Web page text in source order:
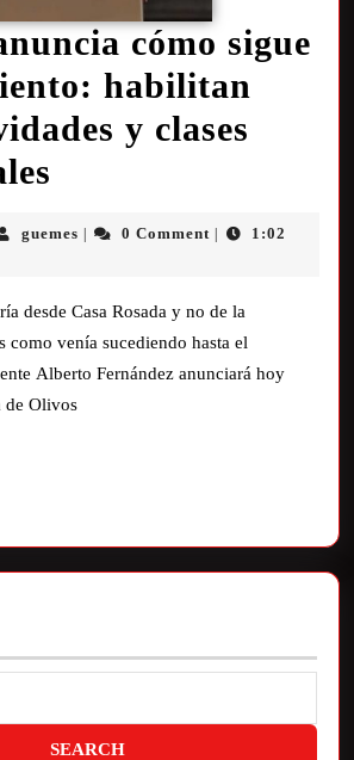
cómo sigue
habilitan
y clases
guemes 0 Comment
1:02
desde Casa Rosada y no de la
como venía sucediendo hasta el
Alberto Fernández anunciará hoy
de Olivos